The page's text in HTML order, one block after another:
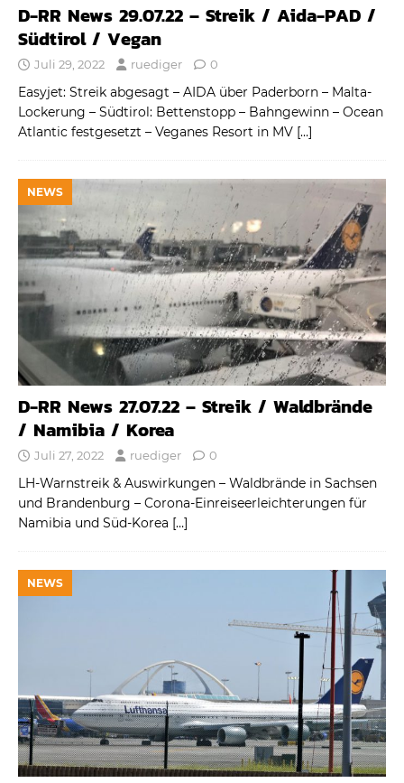
D-RR News 29.07.22 – Streik / Aida-PAD /
Südtirol / Vegan
Juli 29, 2022 ruediger 0
Easyjet: Streik abgesagt – AIDA über Paderborn – Malta-
Lockerung – Südtirol: Bettenstopp – Bahngewinn – Ocean
Atlantic festgesetzt – Veganes Resort in MV […]
NEWS
D-RR News 27.07.22 – Streik / Waldbrände
/ Namibia / Korea
Juli 27, 2022 ruediger 0
LH-Warnstreik & Auswirkungen – Waldbrände in Sachsen
und Brandenburg – Corona-Einreiseerleichterungen für
Namibia und Süd-Korea […]
NEWS